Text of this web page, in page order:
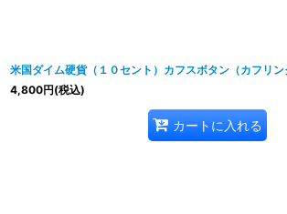
米国ダイム硬貨（１０セント）カフスボタン（カフリン
4,800円(税込)
カートに入れる